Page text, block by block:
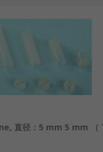
直径：5 mm 5 mm （